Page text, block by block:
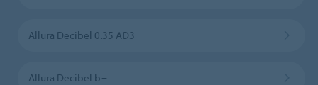
Allura Decibel 0.35 AD3
Allura Decibel b+